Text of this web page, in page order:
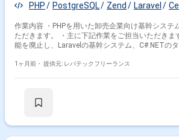
PHP
PostgreSQL Zend Laravel
作業内容 ・PHPを用いた卸売企業向け基幹システ
ただきます。 ・主に下記作業をご担当いただき
能を廃止し、Laravelの基幹システム、C#.NETの
1ヶ月前・ 提供元: レバテックフリーランス